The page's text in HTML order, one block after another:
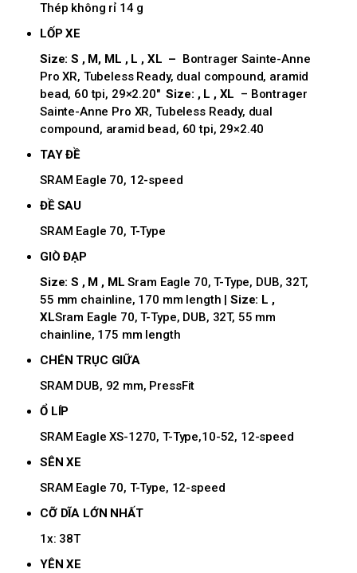
Thép không rỉ 14 g
LỐP XE
Size: S , M, ML , L , XL – Bontrager Sainte-Anne
Pro XR, Tubeless Ready, dual compound, aramid
bead, 60 tpi, 29×2.20″Size: , L , XL – Bontrager
Sainte-Anne Pro XR, Tubeless Ready, dual
compound, aramid bead, 60 tpi, 29×2.40
TAY ĐỀ
SRAM Eagle 70, 12-speed
ĐỀ SAU
SRAM Eagle 70, T-Type
GIÒ ĐẠP
Size: S , M , ML Sram Eagle 70, T-Type, DUB, 32T,
55 mm chainline, 170 mm length |Size: L ,
XLSram Eagle 70, T-Type, DUB, 32T, 55 mm
chainline, 175 mm length
CHÉN TRỤC GIỮA
SRAM DUB, 92 mm, PressFit
Ổ LÍP
SRAM Eagle XS-1270, T-Type,10-52, 12-speed
SÊN XE
SRAM Eagle 70, T-Type, 12-speed
CỠ DĨA LỚN NHẤT
1x: 38T
YÊN XE